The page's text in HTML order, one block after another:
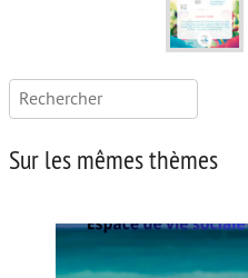
Rechercher :
Sur les mêmes thèmes